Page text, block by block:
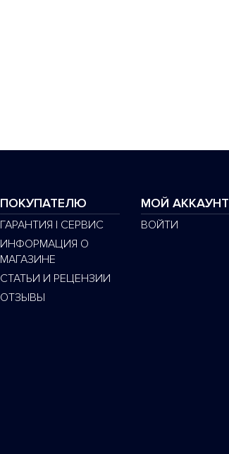
ПОКУПАТЕЛЮ
ГАРАНТИЯ | СЕРВИС
ИНФОРМАЦИЯ О
МАГАЗИНЕ
СТАТЬИ И РЕЦЕНЗИИ
ОТЗЫВЫ
МОЙ АККАУНТ
ВОЙТИ